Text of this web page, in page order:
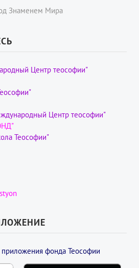
Знаменем Мира
Центр теософии"
Центр теософии"
Теософии"
фонда Теософии